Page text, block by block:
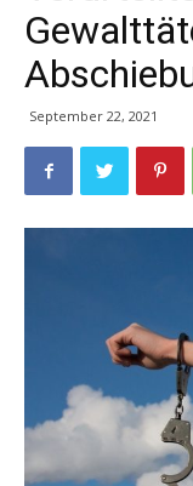
September 22, 2021